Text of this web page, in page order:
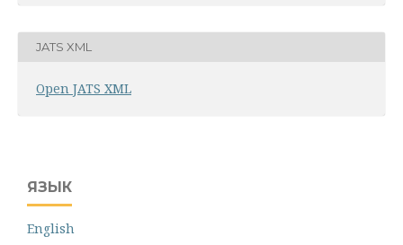
JATS XML
Open JATS XML
ЯЗЫК
English